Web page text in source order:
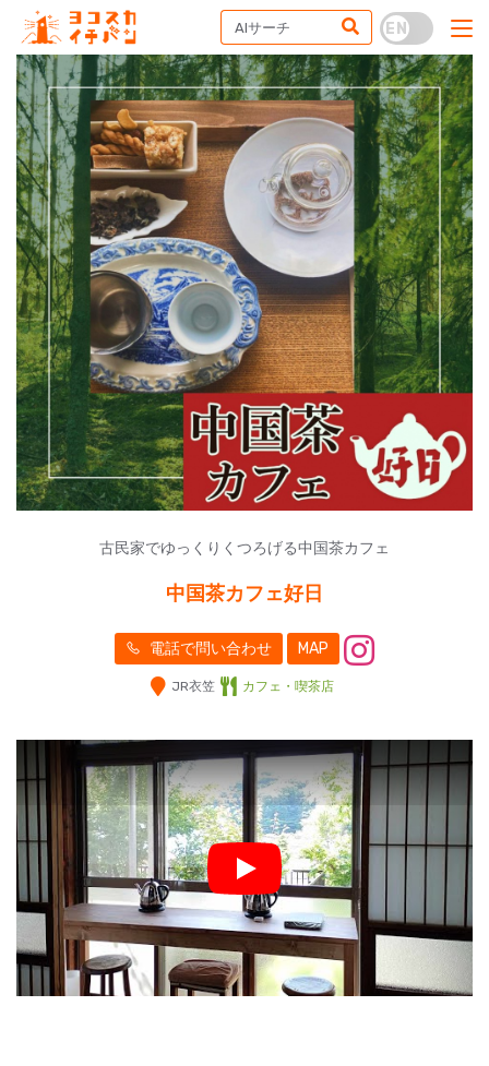
古民家でゆっくりくつろげる中国茶カフェ
中国茶カフェ好日
電話で問い合わせ MAP
JR衣笠 カフェ・喫茶店
Play